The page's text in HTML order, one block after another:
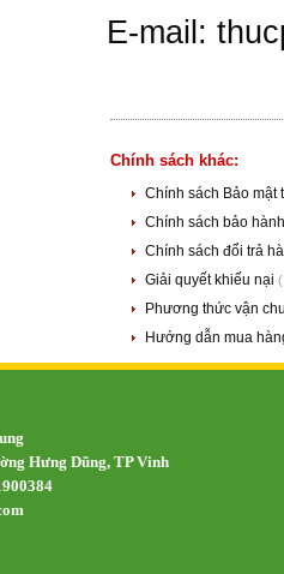
E-mail:
Chính sách khác:
Chính sách Bảo mật
Chính sách bảo
Chính sách đổi trả
Giải quyết khiếu nại
Phương thức vận
Hướng dẫn mua
Hưng Dũng, TP Vinh